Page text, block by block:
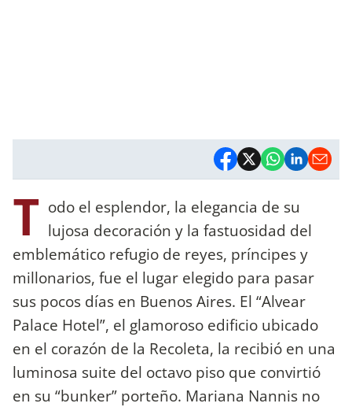
T odo el esplendor, la elegancia de su
lujosa decoración y la fastuosidad del
emblemático refugio de reyes, príncipes y
millonarios, fue el lugar elegido para pasar
sus pocos días en Buenos Aires. El “Alvear
Palace Hotel”, el glamoroso edificio ubicado
en el corazón de la Recoleta, la recibió en una
luminosa suite del octavo piso que convirtió
en su “bunker” porteño. Mariana Nannis no